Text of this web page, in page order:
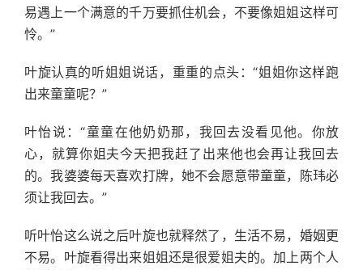
易遇上一个满意的千万要抓住机会，不要像姐姐这样可
怜。”
叶旋认真的听姐姐说话，重重的点头：“姐姐你这样跑
出来童童呢？”
叶怡说：“童童在他奶奶那，我回去没看见他。你放
心，就算你姐夫今天把我赶了出来他也会再让我回去
的。我婆婆每天喜欢打牌，她不会愿意带童童，陈玮必
须让我回去。”
听叶怡这么说之后叶旋也就释然了，生活不易，婚姻更
不易。叶旋看得出来姐姐还是很爱姐夫的。加上两个人